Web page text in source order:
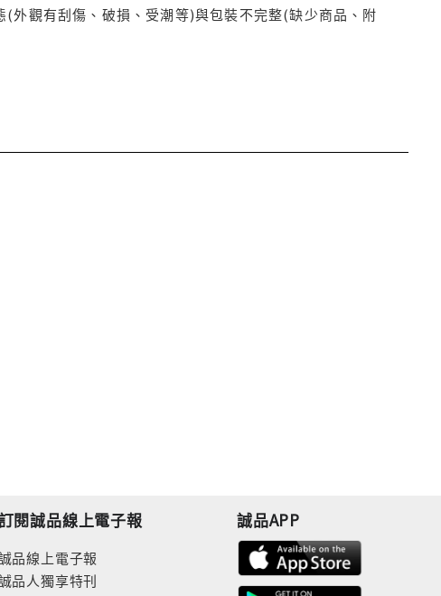
外觀有刮傷、破損、受潮等)與包裝不完整(缺少商品、附
閱誠品線上電子報
品線上電子報
品人獨享特刊
誠品APP